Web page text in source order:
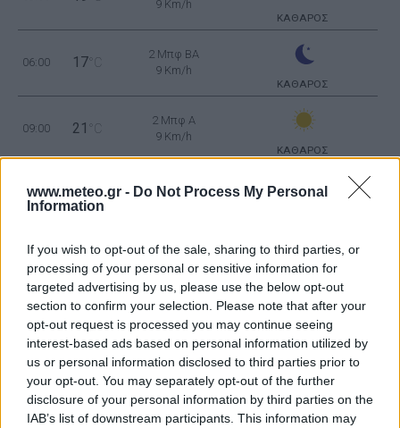
www.meteo.gr - Do Not Process My Personal
Information
If you wish to opt-out of the sale, sharing to third parties, or
processing of your personal or sensitive information for
targeted advertising by us, please use the below opt-out
section to confirm your selection. Please note that after your
opt-out request is processed you may continue seeing
interest-based ads based on personal information utilized by
us or personal information disclosed to third parties prior to
your opt-out. You may separately opt-out of the further
disclosure of your personal information by third parties on the
IAB’s list of downstream participants. This information may
9 Km/h
ΚΑΘΑΡΟΣ
06:00 17 °C
2 Μπφ BA
9 Km/h
ΚΑΘΑΡΟΣ
09:00 21 °C
2 Μπφ Α
9 Km/h
ΚΑΘΑΡΟΣ
12:00 24°C
3 Μπφ Α
15:00 25 °C
3 Μπφ Α
16 Km/h
ΣΥΝΝΕΦΙΑΣΜΕΝΟΣ
18:00 25°C
2 Μπφ Α
ΑΣΘΕΝΗΣ ΒΡΟΧΗ
21:00 °C
2 Μπφ BA
9 Km/h
ΑΣΘΕΝΗΣ ΒΡΟΧΗ